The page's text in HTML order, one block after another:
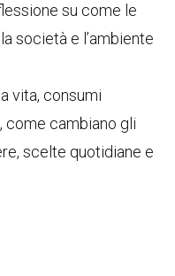
su come le
società e l’ambiente
vita, consumi
come cambiano gli
scelte quotidiane e